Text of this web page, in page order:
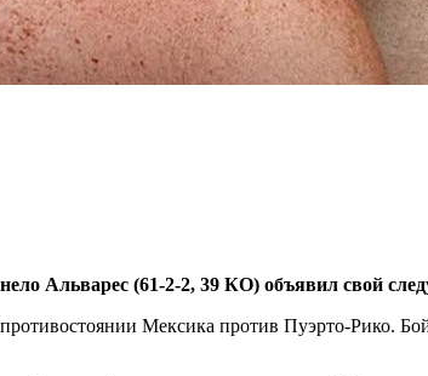
Альварес (61-2-2, 39 КО) объявил свой
Мексика против Пуэрто-Рико.